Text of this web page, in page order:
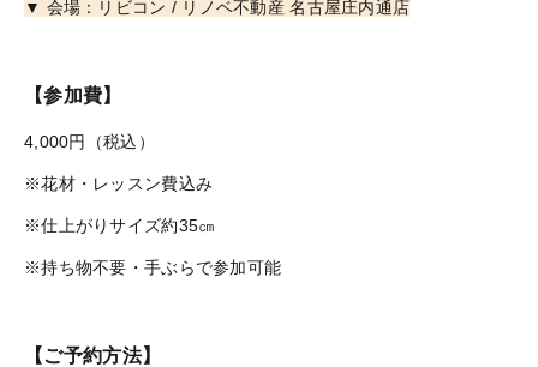
▼ 会場：リビコン / リノベ不動産 名古屋庄内通店
【参加費】
4,000円（税込）
※花材・レッスン費込み
※仕上がりサイズ約35㎝
※持ち物不要・手ぶらで参加可能
【ご予約方法】